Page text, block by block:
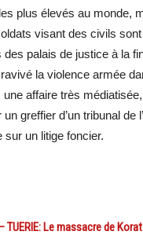
plus élevés au monde,
visant des civils
palais de justice à la
la violence armée
affaire très
greffier d’un tribunal de
sur un litige foncier.
TUERIE: Le massacre de